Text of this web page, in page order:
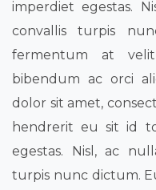
imperdiet egestas.
convallis turpis
fermentum at velit
bibendum ac orci
dolor sit amet,
hendrerit eu sit id
egestas. Nisl, ac
turpis nunc dictum.